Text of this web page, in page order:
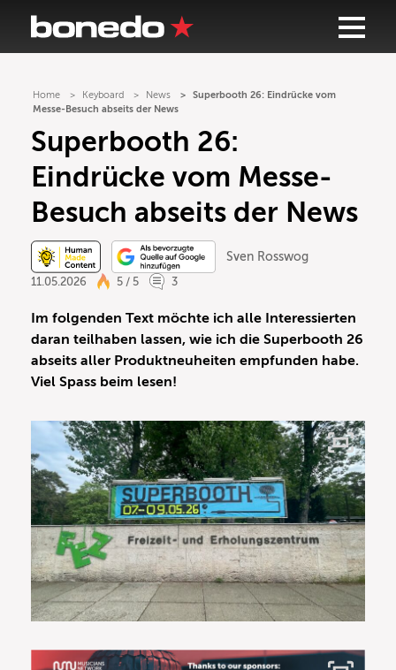
Home Keyboard News
Superbooth 26: Eindrücke vom
Messe-Besuch abseits der News
Superbooth 26:
Eindrücke vom Messe-
Besuch abseits der News
Sven Rosswog
11.05.2026
5 / 5 3
Im folgenden Text möchte ich alle Interessierten
daran teilhaben lassen, wie ich die Superbooth 26
abseits aller Produktneuheiten empfunden habe.
Viel Spass beim lesen!